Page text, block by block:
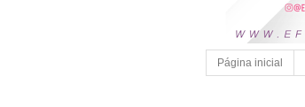
Página inicial